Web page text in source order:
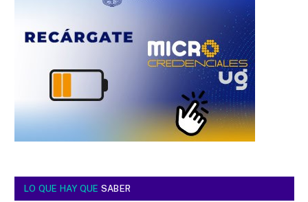
LO QUE HAY QUE SABER